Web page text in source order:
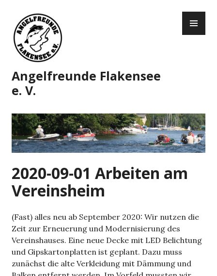
Inhalt
springen
Angelfreunde Flakensee
e. V.
2020-09-01 Arbeiten am
Vereinsheim
(Fast) alles neu ab September 2020: Wir nutzen die
Zeit zur Erneuerung und Modernisierung des
Vereinshauses. Eine neue Decke mit LED Belichtung
und Gipskartonplatten ist geplant. Dazu muss
zunächst die alte Verkleidung mit Dämmung und